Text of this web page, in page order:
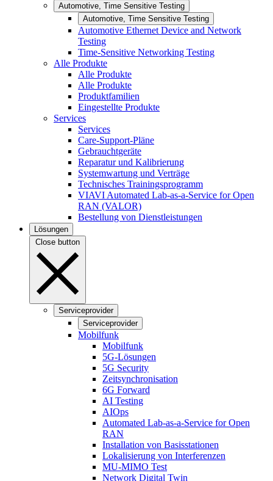
Automotive, Time Sensitive Testing
Automotive, Time Sensitive Testing
Automotive Ethernet Device and Network
Testing
Time-Sensitive Networking Testing
Alle Produkte
Alle Produkte
Alle Produkte
Produktfamilien
Eingestellte Produkte
Services
Services
Care-Support-Pläne
Gebrauchtgeräte
Reparatur und Kalibrierung
Systemwartung und Verträge
Technisches Trainingsprogramm
VIAVI Automated Lab-as-a-Service for Open
RAN (VALOR)
Bestellung von Dienstleistungen
Lösungen
Close button
Serviceprovider
Serviceprovider
Mobilfunk
Mobilfunk
5G-Lösungen
5G Security
Zeitsynchronisation
6G Forward
AI Testing
AIOps
Automated Lab-as-a-Service for Open
RAN
Installation von Basisstationen
Lokalisierung von Interferenzen
MU-MIMO Test
Network Digital Twin